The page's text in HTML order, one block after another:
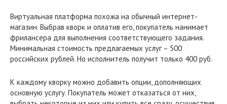
Виртуальная платформа похожа на обычный интернет-
магазин. Выбрав кворк и оплатив его, покупатель нанимает
фрилансера для выполнения соответствующего задания.
Минимальная стоимость предлагаемых услуг – 500
российских рублей. Но исполнитель получит только 400 руб.
К каждому кворку можно добавить опции, дополняющих
основную услугу. Покупатель может отказаться от них,